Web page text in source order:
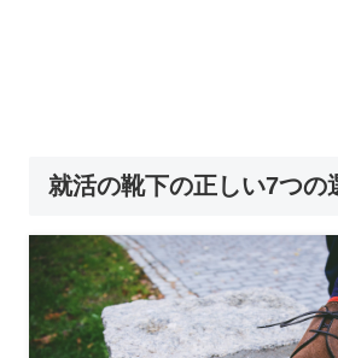
就活の靴下の正しい7つの